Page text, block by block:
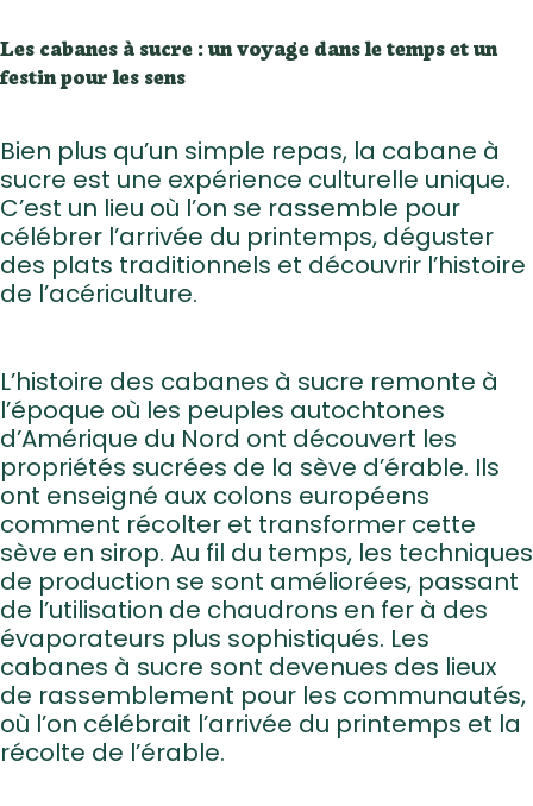
Les cabanes à sucre : un voyage dans le temps et un
festin pour les sens
Bien plus qu’un simple repas, la cabane à
sucre est une expérience culturelle unique.
C’est un lieu où l’on se rassemble pour
célébrer l’arrivée du printemps, déguster
des plats traditionnels et découvrir l’histoire
de l’acériculture.
L’histoire des cabanes à sucre remonte à
l’époque où les peuples autochtones
d’Amérique du Nord ont découvert les
propriétés sucrées de la sève d’érable. Ils
ont enseigné aux colons européens
comment récolter et transformer cette
sève en sirop. Au fil du temps, les techniques
de production se sont améliorées, passant
de l’utilisation de chaudrons en fer à des
évaporateurs plus sophistiqués. Les
cabanes à sucre sont devenues des lieux
de rassemblement pour les communautés,
où l’on célébrait l’arrivée du printemps et la
récolte de l’érable.